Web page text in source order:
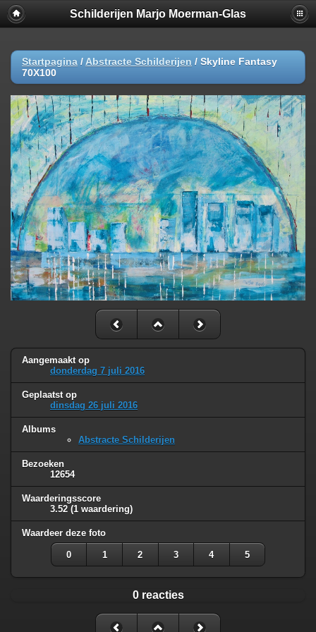
Schilderijen Marjo Moerman-Glas
Startpagina / Abstracte Schilderijen / Skyline Fantasy
70X100
Aangemaakt op
donderdag 7 juli 2016
Geplaatst op
dinsdag 26 juli 2016
Albums
Abstracte Schilderijen
Bezoeken
12654
Waarderingsscore
3.52 (1 waardering)
Waardeer deze foto
0 1 2 3 4 5
0 reacties